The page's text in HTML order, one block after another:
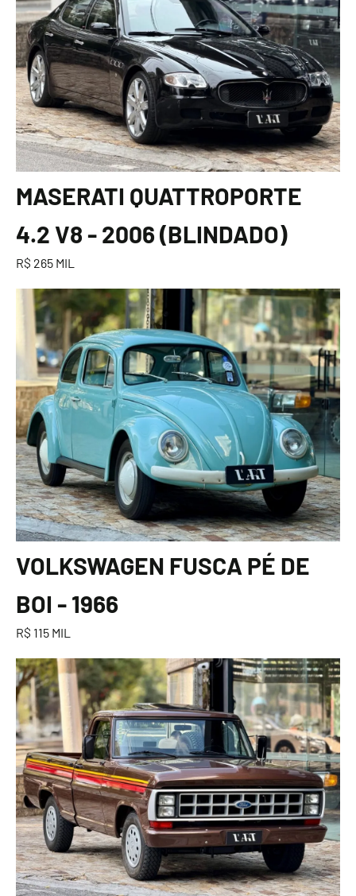
MASERATI QUATTROPORTE
4.2 V8 - 2006 (BLINDADO)
R$ 265 MIL
VOLKSWAGEN FUSCA PÉ DE
BOI - 1966
R$ 115 MIL